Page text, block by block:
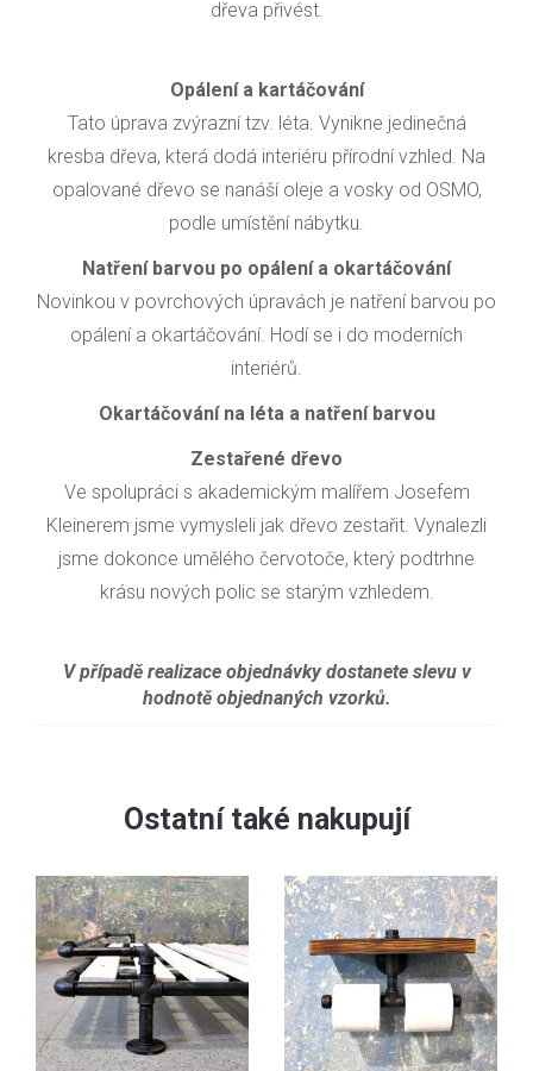
dřeva přivést.
Opálení a kartáčování
Tato úprava zvýrazní tzv. léta. Vynikne jedinečná
kresba dřeva, která dodá interiéru přírodní vzhled. Na
opalované dřevo se nanáší oleje a vosky od OSMO,
podle umístění nábytku.
Natření barvou po opálení a okartáčování
Novinkou v povrchových úpravách je natření barvou po
opálení a okartáčování. Hodí se i do moderních
interiérů.
Okartáčování na léta a natření barvou
Zestařené dřevo
Ve spolupráci s akademickým malířem Josefem
Kleinerem jsme vymysleli jak dřevo zestařit. Vynalezli
jsme dokonce umělého červotoče, který podtrhne
krásu nových polic se starým vzhledem.
V případě realizace objednávky dostanete slevu v
hodnotě objednaných vzorků.
Ostatní také nakupují